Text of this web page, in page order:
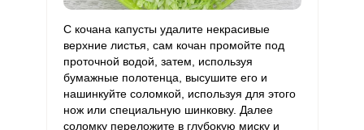
Калий 1601.9 мг 2500 мг 11.1
Кальций 172.7 мг 1000 мг 3
Кремний 102.5 мг 30 мг 59.4 85.4
С кочана капусты удалите некрасивые
верхние листья, сам кочан промойте под
проточной водой, затем, используя
бумажные полотенца, высушите его и
нашинкуйте соломкой, используя для этого
нож или специальную шинковку. Далее
соломку переложите в глубокую миску и